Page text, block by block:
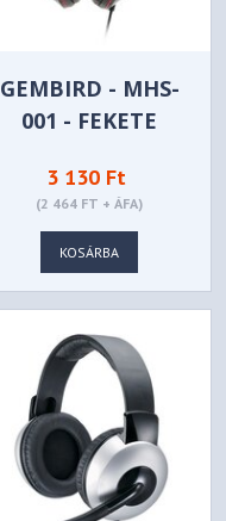
GEMBIRD - MHS-
001 - FEKETE
3 130 Ft
(2 464 FT + ÁFA)
KOSÁRBA